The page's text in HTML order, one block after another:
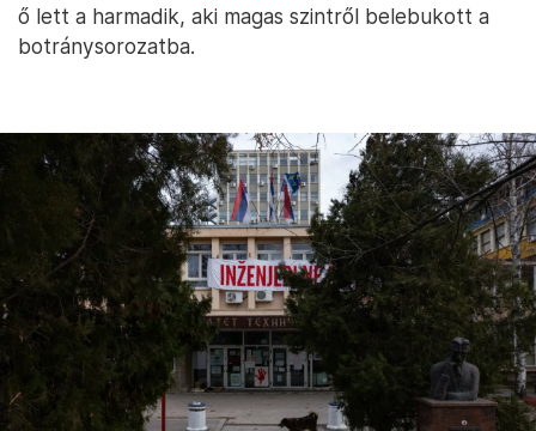
ő lett a harmadik, aki magas szintről belebukott a
botránysorozatba.